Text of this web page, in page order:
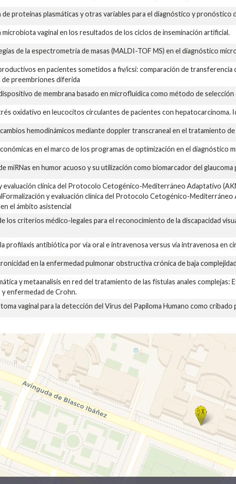
proteínas plasmáticas y otras variables para el diagnóstico y pronóstico
microbiota vaginal en los resultados de los ciclos de inseminación artificial.
de la espectrometría de masas (MALDI-TOF MS) en el diagnóstico
en pacientes sometidos a fiv/icsi: comparación de
preembriones diferida
de membrana basado en microfluídica como método de
oxidativo en leucocitos circulantes de pacientes con
hemodinámicos mediante doppler transcraneal en el tratamiento
en el marco de los programas de optimización en el diagnóstico
miRNas en humor acuoso y su utilización como biomarcador del
evaluación clínica del Protocolo Cetogénico-Mediterráneo Adaptativo
y evaluación clínica del Protocolo Cetogénico-
el ámbito asistencial
los criterios médico-legales para el reconocimiento de la discapacidad
profilaxis antibiótica por vía oral e intravenosa versus vía intravenosa en
en la enfermedad pulmonar obstructiva crónica de baja complejidad
y metaanalisis en red del tratamiento de las fístulas anales
enfermedad de Crohn.
vaginal para la detección del Virus del Papiloma Humano como cribado